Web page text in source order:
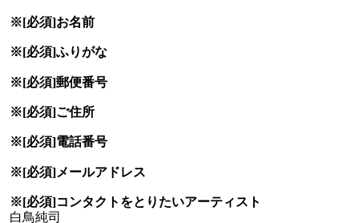
※[必須]お名前
※[必須]ふりがな
※[必須]郵便番号
※[必須]ご住所
※[必須]電話番号
※[必須]メールアドレス
※[必須]コンタクトをとりたいアーティスト